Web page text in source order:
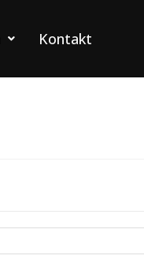
Kontakt